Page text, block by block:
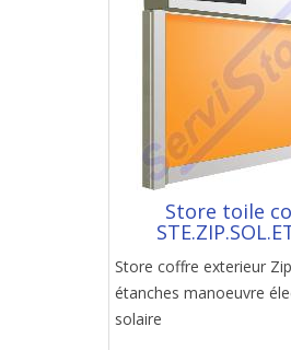
Store toile
Store coffre exterieur
étanches manoeuvre
solaire